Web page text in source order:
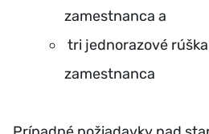
zamestnanca a
tri jednorazové
zamestnanca